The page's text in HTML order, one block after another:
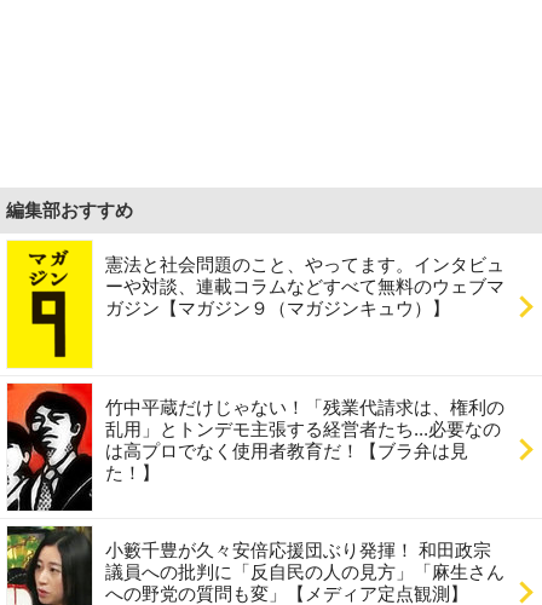
編集部おすすめ
憲法と社会問題のこと、やってます。インタビュ
ーや対談、連載コラムなどすべて無料のウェブマ
ガジン【マガジン９（マガジンキュウ）】
竹中平蔵だけじゃない！「残業代請求は、権利の
乱用」とトンデモ主張する経営者たち...必要なの
は高プロでなく使用者教育だ！【ブラ弁は見
た！】
小籔千豊が久々安倍応援団ぶり発揮！ 和田政宗
議員への批判に「反自民の人の見方」「麻生さん
への野党の質問も変」【メディア定点観測】